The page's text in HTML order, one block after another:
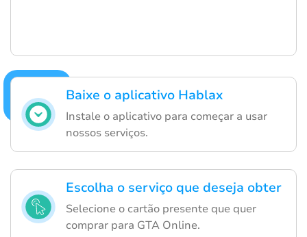
Baixe o aplicativo Hablax
Instale o aplicativo para começar a usar
nossos serviços.
Escolha o serviço que deseja obter
Selecione o cartão presente que quer
comprar para GTA Online.